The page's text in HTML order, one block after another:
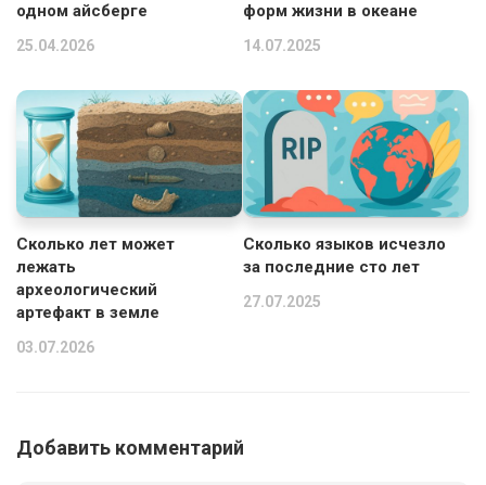
одном айсберге
25.04.2026
форм жизни в океане
14.07.2025
Сколько лет может
лежать
археологический
артефакт в земле
03.07.2026
Сколько языков исчезло
за последние сто лет
27.07.2025
Добавить комментарий